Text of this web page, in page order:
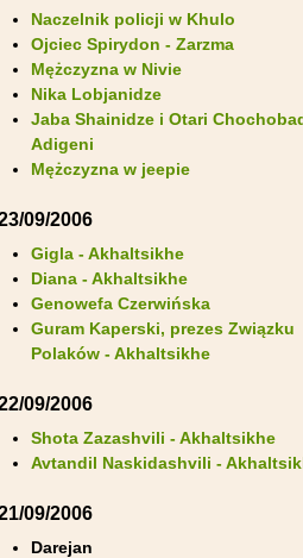
Naczelnik policji w Khulo
Ojciec Spirydon - Zarzma
Mężczyzna w Nivie
Nika Lobjanidze
Jaba Shainidze i Otari
Adigeni
Mężczyzna w jeepie
09/2006
Gigla - Akhaltsikhe
Diana - Akhaltsikhe
Genowefa Czerwińska
Guram Kaperski, prezes Związku
Polaków - Akhaltsikhe
09/2006
Shota Zazashvili - Akhaltsikhe
Avtandil Naskidashvili -
09/2006
Darejan